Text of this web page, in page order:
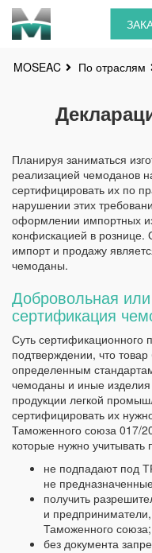
MOSEAC По отраслям
Планируя заниматься
реализацией чемоданов
сертифицировать их по
нарушении этих
оформлении импортных
конфискацией в
импорт и продажу
чемоданы.
Добровольная
сертификация
Суть сертификационного
подтверждении, что
определенным
чемоданы и иные
продукции легкой
сертифицировать их
Таможенного союза 017/
которые нужно
не подпадают под
не
получить
и
Таможенного союза;
без документа